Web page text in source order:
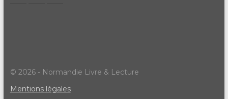
© 2026 - Normandie Livre & Lecture
Mentions légales